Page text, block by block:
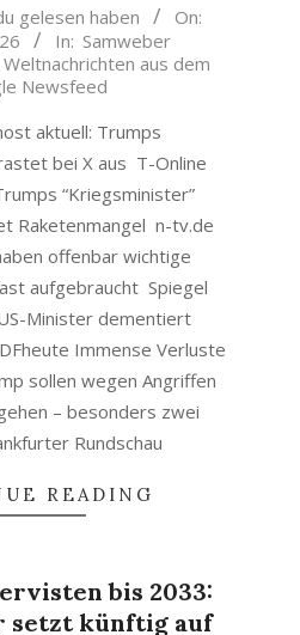
gelesen haben
On:
In: Samweber
aus dem
Newsfeed
aktuell: Trumps
bei X aus T-Online
“Kriegsminister”
Raketenmangel n-tv.de
offenbar wichtige
aufgebraucht Spiegel
US-Minister dementiert
Immense Verluste
sollen wegen Angriffen
– besonders zwei
Rundschau
READING
bis 2033:
setzt künftig auf